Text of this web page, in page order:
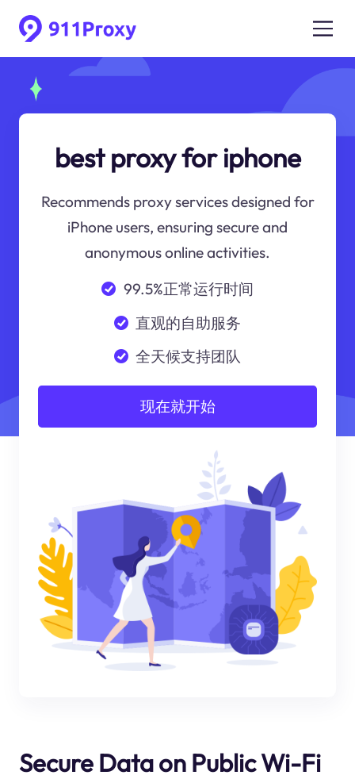
best proxy for iphone
Recommends proxy services designed for
iPhone users, ensuring secure and
anonymous online activities.
99.5%正常运行时间
直观的自助服务
全天候支持团队
现在就开始
Secure Data on Public Wi-Fi